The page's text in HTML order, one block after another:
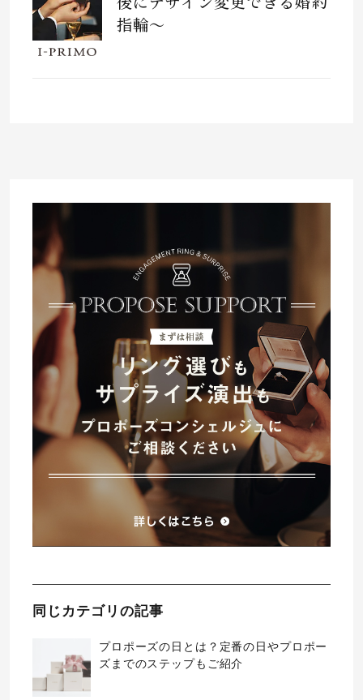
指輪～
同じカテゴリの記事
プロポーズの日とは？定番の日やプロポー
ズまでのステップもご紹介